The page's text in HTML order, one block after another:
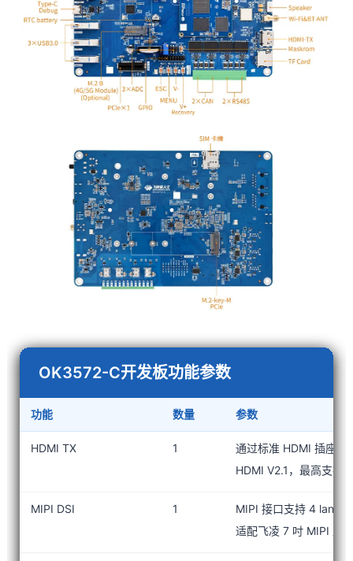
OK3572-C开发板功能参数
功能 数量 参数
HDMI TX 1
通过标准 HDMI 插座引
HDMI V2.1，最高支持
MIPI DSI 1
MIPI 接口支持 4 lanes
适配飞凌 7 吋 MIPI 屏